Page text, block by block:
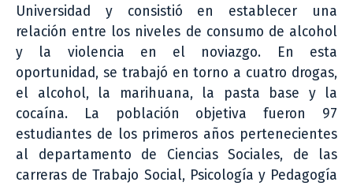
Universidad y consistió en establecer una
relación entre los niveles de consumo de alcohol
y la violencia en el noviazgo. En esta
oportunidad, se trabajó en torno a cuatro drogas,
el alcohol, la marihuana, la pasta base y la
cocaína. La población objetiva fueron 97
estudiantes de los primeros años pertenecientes
al departamento de Ciencias Sociales, de las
carreras de Trabajo Social, Psicología y Pedagogía